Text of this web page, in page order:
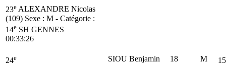
23e ALEXANDRE Nicolas
(109) Sexe : M - Catégorie :
14e SH GENNES
00:33:26
24e SIOU Benjamin 18 M 15